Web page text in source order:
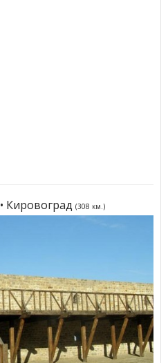
• Кировоград (308 км.)